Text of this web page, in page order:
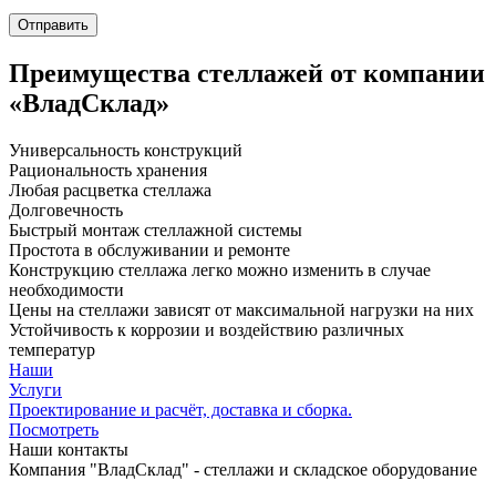
Отправить
Преимущества стеллажей от компании
«ВладСклад»
Универсальность конструкций
Рациональность хранения
Любая расцветка стеллажа
Долговечность
Быстрый монтаж стеллажной системы
Простота в обслуживании и ремонте
Конструкцию стеллажа легко можно изменить в случае
необходимости
Цены на стеллажи зависят от максимальной нагрузки на них
Устойчивость к коррозии и воздействию различных
температур
Наши
Услуги
Проектирование и расчёт, доставка и сборка.
Посмотреть
Наши контакты
Компания "ВладСклад" - стеллажи и складское оборудование